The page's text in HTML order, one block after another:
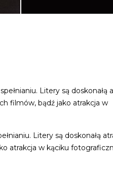
Litery są doskonałą
filmów, bądź jako atrakcja w
Litery są doskonałą
atrakcja w kąciku